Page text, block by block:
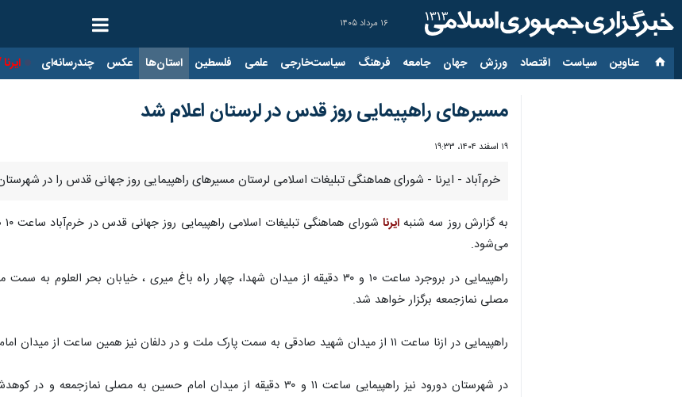
۱۶ مرداد ۱۴۰۵
عناوین‌ سیاست اقتصاد ورزش جهان جامعه فرهنگ سیاست‌خارجی علمی فلسطین استان‌ها عکس چندرسانه‌ای ایرنا TV
مسیرهای راهپیمایی روز قدس در لرستان اعلام شد
۱۹ اسفند ۱۴۰۴، ۱۹:۳۳
خرم‌آباد - ایرنا - شورای هماهنگی تبلیغات اسلامی لرستان مسیرهای راهپیمایی روز جهانی قدس را در
به گزارش روز سه شنبهایرنا
می‌شود.
مصلی نمازجمعه برگزار خواهد شد.
راهپیمایی در ازنا ساعت ۱۱ از میدان شهید صادقی به سمت پارک ملت و در دلفان نیز همین ساعت از میدان امام خمینی به سمت مصلی نمازجمعه برگزار می‌شود.